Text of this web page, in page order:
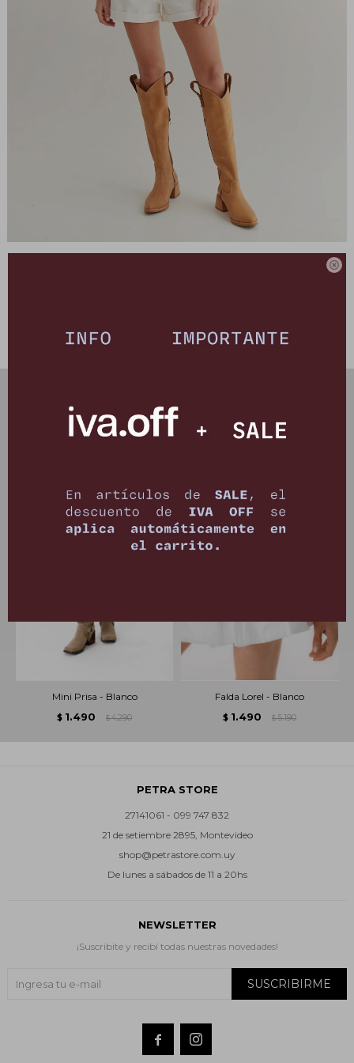

Short Lucrecia - Blanco
PRODUCTOS QUE TE PUEDEN INTERESAR
Mini Prisa - Blanco
$ 1.490 $ 4.290
Falda Lorel - Blanco
$ 1.490 $ 5.190
PETRA STORE
27141061 - 099 747 832
21 de setiembre 2895, Montevideo
shop@petrastore.com.uy
De lunes a sábados de 11 a 20hs
NEWSLETTER
¡Suscribite y recibí todas nuestras novedades!
SUSCRIBIRME
 